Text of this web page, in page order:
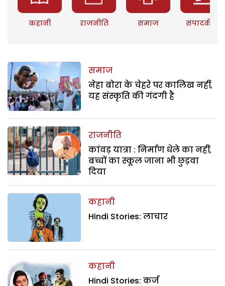
कहानी राजनीति समाज संपादकीय
समाज
नेहा बोरा के चेहरे पर कालिख नहीं,
यह संस्कृति की गंदगी है
राजनीति
कांवड़ यात्रा : निर्माण धेले का नहीं,
बच्चों का स्कूल जाना भी छुड़वा
दिया
कहानी
Hindi Stories: लाचार
कहानी
Hindi Stories: कर्ज